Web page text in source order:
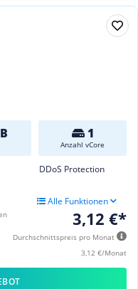
1
Anzahl vCore
DDoS Protection
Alle Funktionen
3,12 €*
Durchschnittspreis pro Monat
3,12 €/Monat